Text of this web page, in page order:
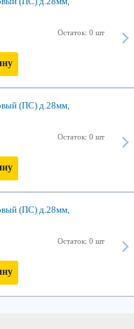
Остаток: 0 шт
(ПС) д.28мм,
Остаток: 0 шт
(ПС) д.28мм,
Остаток: 0 шт